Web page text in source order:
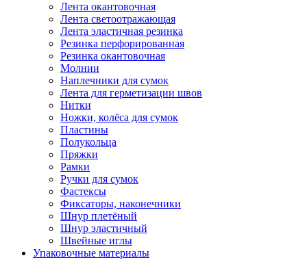
Лента окантовочная
Лента светоотражающая
Лента эластичная резинка
Резинка перфорированная
Резинка окантовочная
Молнии
Наплечники для сумок
Лента для герметизации швов
Нитки
Ножки, колёса для сумок
Пластины
Полукольца
Пряжки
Рамки
Ручки для сумок
Фастексы
Фиксаторы, наконечники
Шнур плетёный
Шнур эластичный
Швейные иглы
Упаковочные материалы